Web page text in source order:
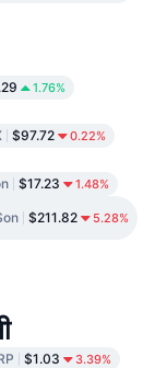
1.76%
$97.72 0.22%
$17.23 1.48%
$211.82 5.28%
$1.03 3.39%